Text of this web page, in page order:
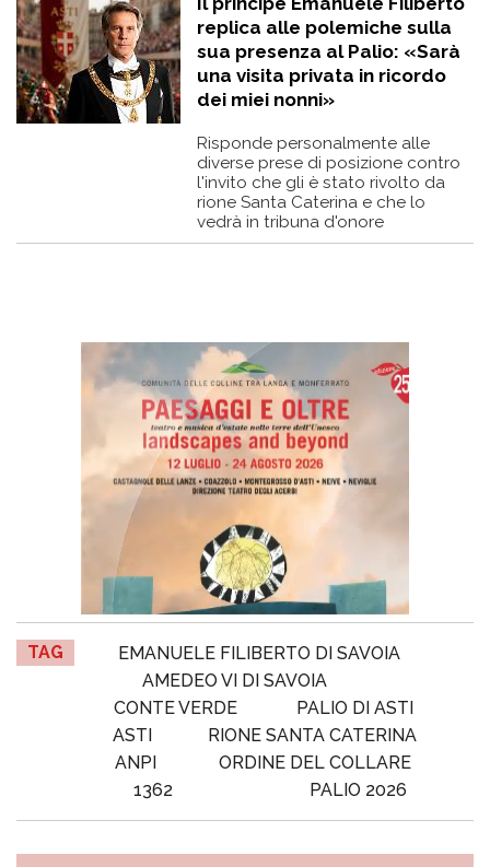
replica alle polemiche sulla
sua presenza al Palio: «Sarà
una visita privata in ricordo
dei miei nonni»
Risponde personalmente alle
diverse prese di posizione contro
l'invito che gli è stato rivolto da
rione Santa Caterina e che lo
vedrà in tribuna d'onore
TAG
EMANUELE FILIBERTO DI SAVOIA
AMEDEO VI DI SAVOIA
CONTE VERDE
PALIO DI ASTI
ASTI
RIONE SANTA CATERINA
ANPI
ORDINE DEL COLLARE
1362
PALIO 2026